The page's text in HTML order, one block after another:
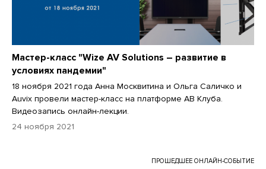
Мастер-класс "Wize AV Solutions – развитие в
условиях пандемии"
18 ноября 2021 года Анна Москвитина и Ольга Саличко и
Auvix провели мастер-класс на платформе АВ Клуба.
Видеозапись онлайн-лекции.
24 ноября 2021
ПРОШЕДШЕЕ ОНЛАЙН-СОБЫТИЕ